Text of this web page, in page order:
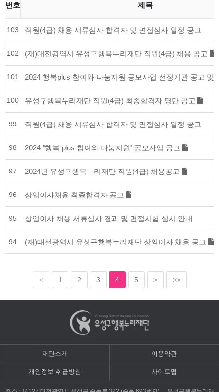
번호 제목
103 직원(4급) 채용 서류심사 합격자 및 면접심사 일정 공고
102 (재)대전광역시 유성구행복누리재단 직원(4급) 채용 공고
101 2024 행복plus 참여와 나눔지원 공모사업 선정기관 공고 및
100 유성구행복누리재단 직원(4급) 최종합격자 명단 공고
99 직원(4급) 채용 서류심사 합격자 및 면접심사 일정 공고
98 2024 "행복 plus 참여와 나눔지원" 공모사업 공고
97 2024년 유성구행복누리재단 직원(4급) 채용공고
96 상임이사채용 최종합격자 공고
95 상임이사 채용 서류심사 결과 및 면접시험 실시 안내
94 (재)대전광역시 유성구행복누리재단 상임이사 채용 공고
< 1 2 3 4 5 > >>
재단소개 이용약관
개인정보 취급방침 사이트맵
: 34127 322 ( 693 )